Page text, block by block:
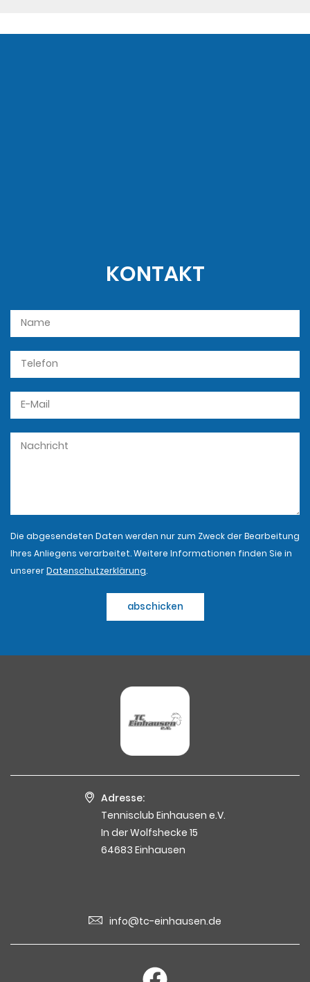
KONTAKT
Die abgesendeten Daten werden nur zum Zweck der Bearbeitung
Ihres Anliegens verarbeitet. Weitere Informationen finden Sie in
unsererDatenschutzerklärung.
abschicken
Adresse:
Tennisclub Einhausen e.V.
In der Wolfshecke 15
64683 Einhausen
info@tc-einhausen.de